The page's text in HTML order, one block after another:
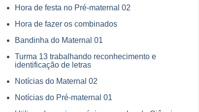
Hora de festa no Pré-maternal 02
Hora de fazer os combinados
Bandinha do Maternal 01
Turma 13 trabalhando reconhecimento e
identificação de letras
Notícias do Maternal 02
Notícias do Pré-maternal 01